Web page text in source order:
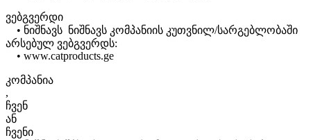
ვებგვერდი
• ნიშნავს ნიშნავს კომპანიის კუთვნილ/სარგებლობაში
არსებულ ვებგვერდს:
• www.catproducts.ge
კომპანია
,
ჩვენ
ან
ჩვენი